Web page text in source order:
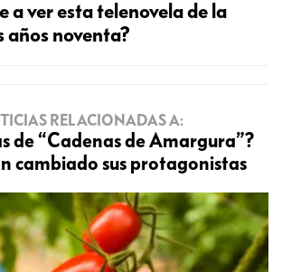
a ver esta telenovela de la
años noventa?
RELACIONADAS A:
de “Cadenas de Amargura”?
cambiado sus protagonistas